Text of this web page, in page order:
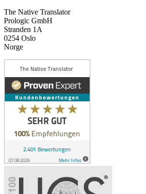
The Native Translator
Prologic GmbH
Stranden 1A
0254 Oslo
Norge